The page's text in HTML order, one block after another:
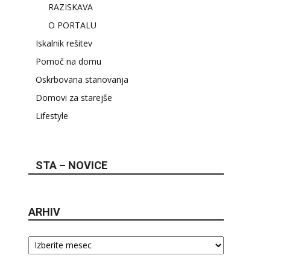
RAZISKAVA
O PORTALU
Iskalnik rešitev
Pomoč na domu
Oskrbovana stanovanja
Domovi za starejše
Lifestyle
STA – NOVICE
ARHIV
Arhiv